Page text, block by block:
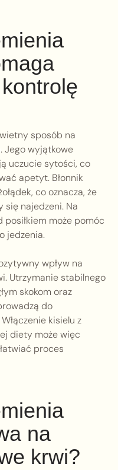
sposób na
Jego wyjątkowe
uczucie sytości, co
apetyt. Błonnik
co oznacza, że
się najedzeni. Na
posiłkiem może pomóc
jedzenia.
wpływ na
Utrzymanie stabilnego
skokom oraz
do
kisielu z
diety może więc
proces
na
krwi?